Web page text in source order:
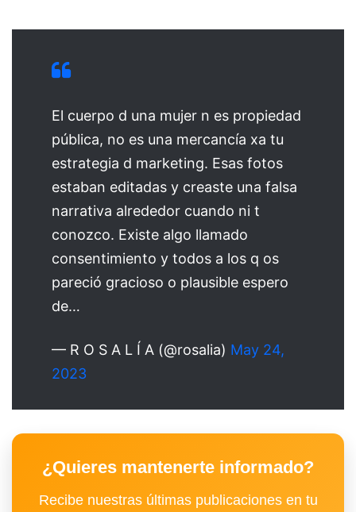
El cuerpo d una mujer n es propiedad
pública, no es una mercancía xa tu
estrategia d marketing. Esas fotos
estaban editadas y creaste una falsa
narrativa alrededor cuando ni t
conozco. Existe algo llamado
consentimiento y todos a los q os
pareció gracioso o plausible espero
de…
— R O S A L Í A (@rosalia) May 24,
2023
¿Quieres mantenerte informado?
Recibe nuestras últimas publicaciones en tu